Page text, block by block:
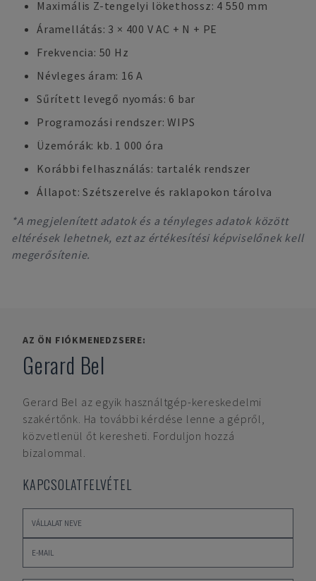
Maximális Z-tengelyi lökethossz: 4 550 mm
Áramellátás: 3 × 400 V AC + N + PE
Frekvencia: 50 Hz
Névleges áram: 16 A
Sűrített levegő nyomás: 6 bar
Programozási rendszer: WIPS
Üzemórák: kb. 1 000 óra
Korábbi felhasználás: tartalék rendszer
Állapot: Szétszerelve és raklapokon tárolva
*A megjelenített adatok és a tényleges adatok között
eltérések lehetnek, ezt az értékesítési képviselőnek kell
megerősítenie.
AZ ÖN FIÓKMENEDZSERE:
Gerard Bel
Gerard Bel az egyik használtgép-kereskedelmi
szakértőnk. Ha további kérdése lenne a gépről,
közvetlenül őt keresheti. Forduljon hozzá
bizalommal.
KAPCSOLATFELVÉTEL